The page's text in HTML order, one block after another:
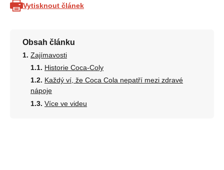
Vytisknout článek
Obsah článku
Zajímavosti
Historie Coca-Coly
Každý ví, že Coca Cola nepatří mezi zdravé
nápoje
Více ve videu